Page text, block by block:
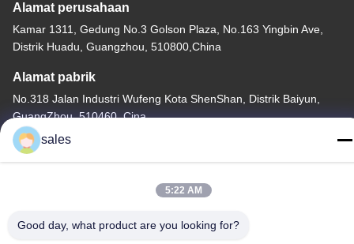
Alamat perusahaan
Kamar 1311, Gedung No.3 Golson Plaza, No.163 Yingbin Ave,
Distrik Huadu, Guangzhou, 510800,China
Alamat pabrik
No.318 Jalan Industri Wufeng Kota ShenShan, Distrik Baiyun,
GuangZhou, 510460, Cina
tel
sales
5:22 AM
Good day, what product are you looking for?